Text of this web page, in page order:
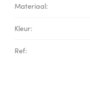
Materiaal:
Kleur:
Ref: